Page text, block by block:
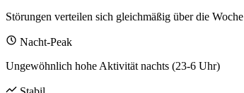
Störungen verteilen sich gleichmäßig über die Woche
Nacht-Peak
Ungewöhnlich hohe Aktivität nachts (23-6 Uhr)